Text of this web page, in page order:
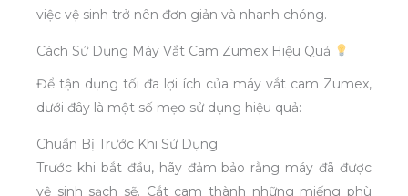
việc vệ sinh trở nên đơn giản và nhanh chóng.
Cách Sử Dụng Máy Vắt Cam Zumex Hiệu Quả
Để tận dụng tối đa lợi ích của máy vắt cam Zumex,
dưới đây là một số mẹo sử dụng hiệu quả:
Chuẩn Bị Trước Khi Sử Dụng
Trước khi bắt đầu, hãy đảm bảo rằng máy đã được
vệ sinh sạch sẽ. Cắt cam thành những miếng phù